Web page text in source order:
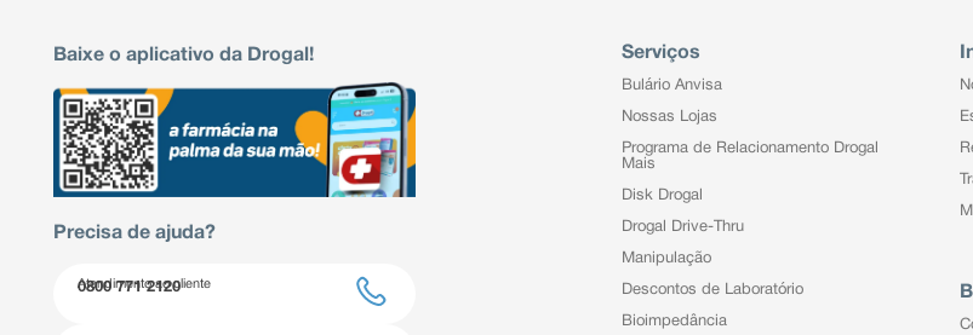
Baixe o aplicativo da Drogal!
Precisa de ajuda?
Atendimento ao cliente
0800 771 2120
Serviços
Bulário Anvisa
Nossas Lojas
Programa de Relacionamento Drogal
Mais
Disk Drogal
Drogal Drive-Thru
Manipulação
Descontos de Laboratório
Bioimpedância